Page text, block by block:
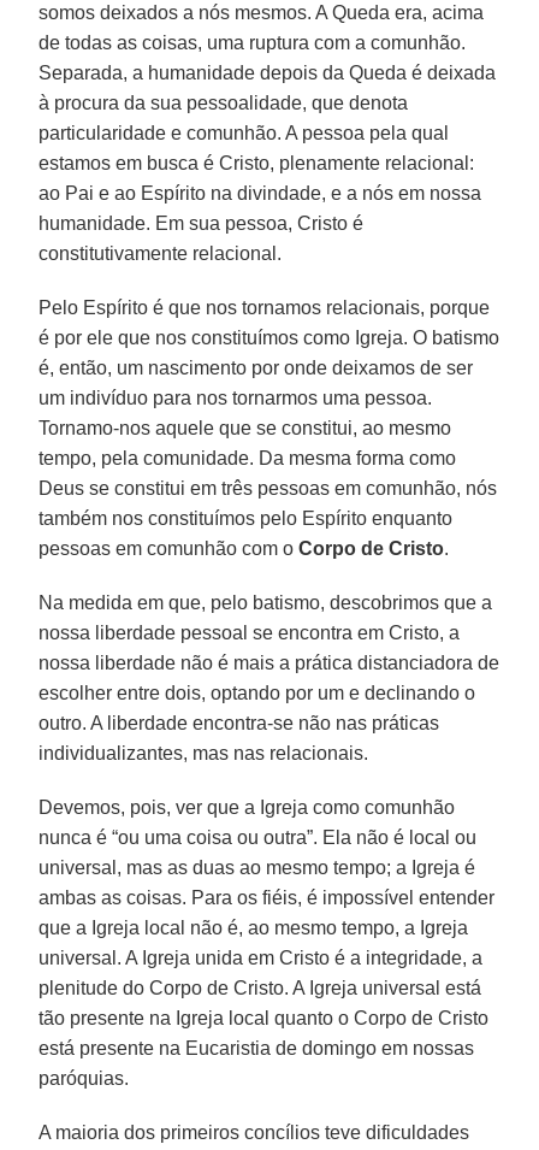
somos deixados a nós mesmos. A Queda era, acima
de todas as coisas, uma ruptura com a comunhão.
Separada, a humanidade depois da Queda é deixada
à procura da sua pessoalidade, que denota
particularidade e comunhão. A pessoa pela qual
estamos em busca é Cristo, plenamente relacional:
ao Pai e ao Espírito na divindade, e a nós em nossa
humanidade. Em sua pessoa, Cristo é
constitutivamente relacional.
Pelo Espírito é que nos tornamos relacionais, porque
é por ele que nos constituímos como Igreja. O batismo
é, então, um nascimento por onde deixamos de ser
um indivíduo para nos tornarmos uma pessoa.
Tornamo-nos aquele que se constitui, ao mesmo
tempo, pela comunidade. Da mesma forma como
Deus se constitui em três pessoas em comunhão, nós
também nos constituímos pelo Espírito enquanto
pessoas em comunhão com oCorpo de Cristo.
Na medida em que, pelo batismo, descobrimos que a
nossa liberdade pessoal se encontra em Cristo, a
nossa liberdade não é mais a prática distanciadora de
escolher entre dois, optando por um e declinando o
outro. A liberdade encontra-se não nas práticas
individualizantes, mas nas relacionais.
Devemos, pois, ver que a Igreja como comunhão
nunca é “ou uma coisa ou outra”. Ela não é local ou
universal, mas as duas ao mesmo tempo; a Igreja é
ambas as coisas. Para os fiéis, é impossível entender
que a Igreja local não é, ao mesmo tempo, a Igreja
universal. A Igreja unida em Cristo é a integridade, a
plenitude do Corpo de Cristo. A Igreja universal está
tão presente na Igreja local quanto o Corpo de Cristo
está presente na Eucaristia de domingo em nossas
paróquias.
A maioria dos primeiros concílios teve dificuldades